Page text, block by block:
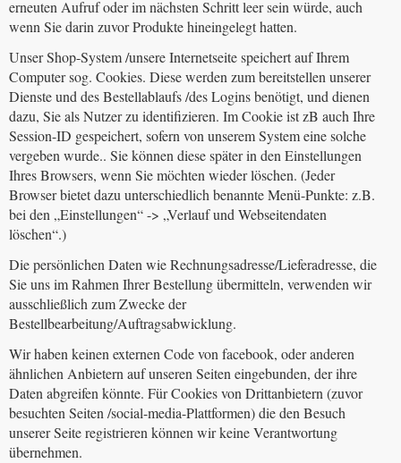
erneuten Aufruf oder im nächsten Schritt leer sein würde, auch
wenn Sie darin zuvor Produkte hineingelegt hatten.
Unser Shop-System /unsere Internetseite speichert auf Ihrem
Computer sog. Cookies. Diese werden zum bereitstellen unserer
Dienste und des Bestellablaufs /des Logins benötigt, und dienen
dazu, Sie als Nutzer zu identifizieren. Im Cookie ist zB auch Ihre
Session-ID gespeichert, sofern von unserem System eine solche
vergeben wurde.. Sie können diese später in den Einstellungen
Ihres Browsers, wenn Sie möchten wieder löschen. (Jeder
Browser bietet dazu unterschiedlich benannte Menü-Punkte: z.B.
bei den „Einstellungen“ -> „Verlauf und Webseitendaten
löschen“.)
Die persönlichen Daten wie Rechnungsadresse/Lieferadresse, die
Sie uns im Rahmen Ihrer Bestellung übermitteln, verwenden wir
ausschließlich zum Zwecke der
Bestellbearbeitung/Auftragsabwicklung.
Wir haben keinen externen Code von facebook, oder anderen
ähnlichen Anbietern auf unseren Seiten eingebunden, der ihre
Daten abgreifen könnte. Für Cookies von Drittanbietern (zuvor
besuchten Seiten /social-media-Plattformen) die den Besuch
unserer Seite registrieren können wir keine Verantwortung
übernehmen.